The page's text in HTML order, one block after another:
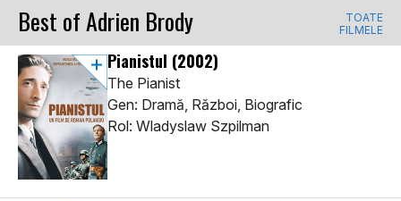
Best of Adrien Brody
TOATE
FILMELE
Pianistul (2002)
The Pianist
Gen: Dramă, Război, Biografic
Rol: Wladyslaw Szpilman